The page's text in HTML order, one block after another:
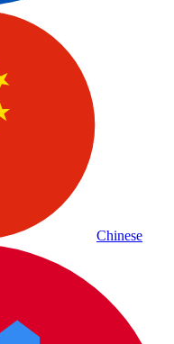
Chinese